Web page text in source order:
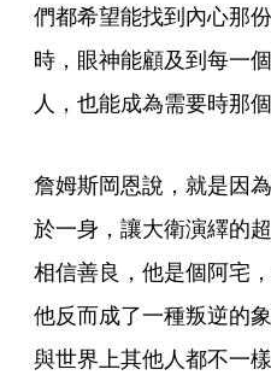
們都希望能找到內心那
時，眼神能顧及到每一
人，也能成為需要時那
詹姆斯岡恩說，就是因
於一身，讓大衛演繹的
相信善良，他是個阿宅
他反而成了一種叛逆的
與世界上其他人都不一